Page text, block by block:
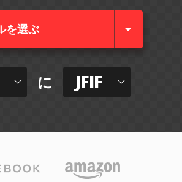
を選ぶ
に JFIF